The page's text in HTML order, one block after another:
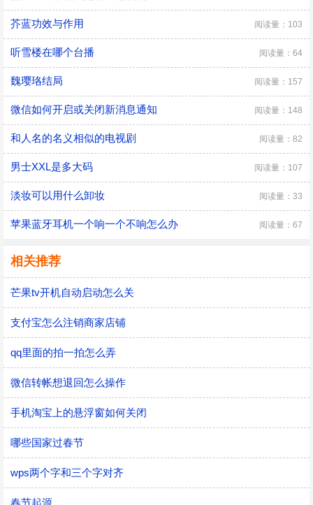
芥蓝功效与作用 阅读量：103
听雪楼在哪个台播 阅读量：64
魏璎珞结局 阅读量：157
微信如何开启或关闭新消息通知 阅读量：148
和人名的名义相似的电视剧 阅读量：82
男士XXL是多大码 阅读量：107
淡妆可以用什么卸妆 阅读量：33
苹果蓝牙耳机一个响一个不响怎么办 阅读量：67
相关推荐
芒果tv开机自动启动怎么关
支付宝怎么注销商家店铺
qq里面的拍一拍怎么弄
微信转帐想退回怎么操作
手机淘宝上的悬浮窗如何关闭
哪些国家过春节
wps两个字和三个字对齐
春节起源